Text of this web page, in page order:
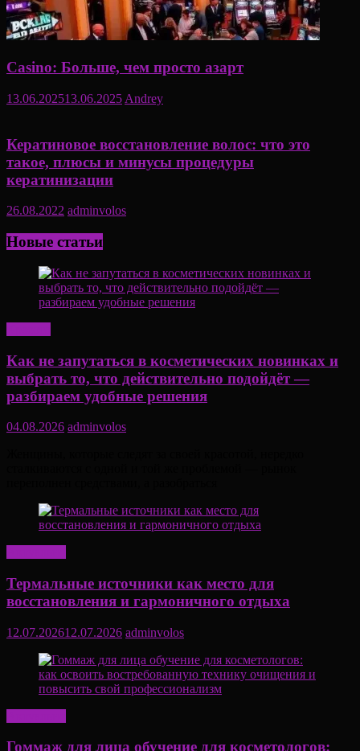
Casino: Больше, чем просто азарт
13.06.202513.06.2025 Andrey
Кератиновое восстановление волос: что это
такое, плюсы и минусы процедуры
кератинизации
26.08.2022 adminvolos
Новые статьи
Как не запутаться в косметических новинках и
выбрать то, что действительно подойдёт —
разбираем удобные решения
04.08.2026 adminvolos
Термальные источники как место для
восстановления и гармоничного отдыха
12.07.202612.07.2026 adminvolos
Гоммаж для лица обучение для косметологов: